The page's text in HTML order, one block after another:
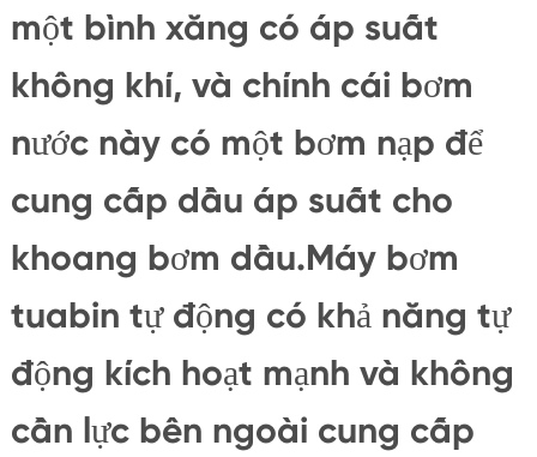
một bình xăng có áp suất
không khí, và chính cái bơm
nước này có một bơm nạp để
cung cấp dầu áp suất cho
khoang bơm dầu.Máy bơm
tuabin tự động có khả năng tự
động kích hoạt mạnh và không
cần lực bên ngoài cung cấp